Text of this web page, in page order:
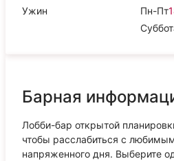
Ужин Пн-Пт
Барная
Лобби-бар открытой
чтобы расслабиться с
напряженного дня. Выберите